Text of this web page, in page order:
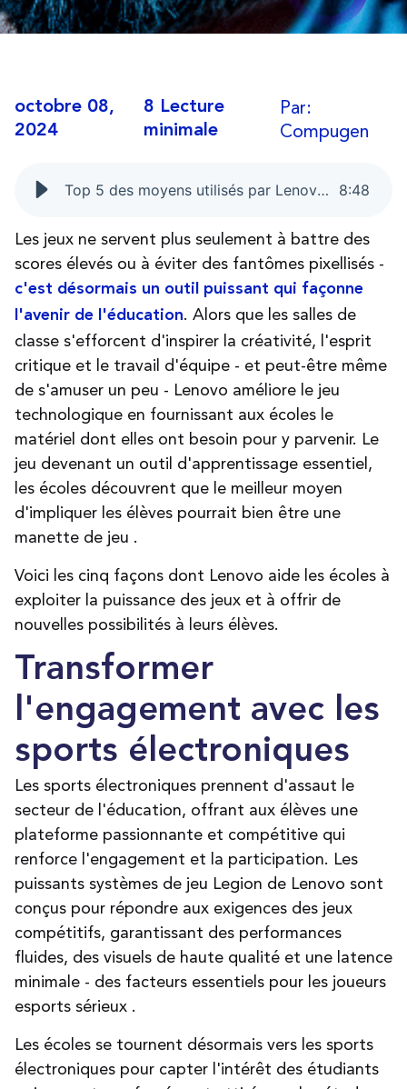
octobre 08,
2024
8 Lecture
minimale
Par:
Compugen
Top 5 des moyens utilisés par Lenovo pour assurer l'avenir de l'éducation par le biais des jeux 8:48
Les jeux ne servent plus seulement à battre des
scores élevés ou à éviter des fantômes pixellisés -
c'est désormais un outil puissant qui façonne
l'avenir de l'éducation. Alors que les salles de
classe s'efforcent d'inspirer la créativité, l'esprit
critique et le travail d'équipe - et peut-être même
de s'amuser un peu - Lenovo améliore le jeu
technologique en fournissant aux écoles le
matériel dont elles ont besoin pour y parvenir. Le
jeu devenant un outil d'apprentissage essentiel,
les écoles découvrent que le meilleur moyen
d'impliquer les élèves pourrait bien être une
manette de jeu .
Voici les cinq façons dont Lenovo aide les écoles à
exploiter la puissance des jeux et à offrir de
nouvelles possibilités à leurs élèves.
Transformer
l'engagement avec les
sports électroniques
Les sports électroniques prennent d'assaut le
secteur de l'éducation, offrant aux élèves une
plateforme passionnante et compétitive qui
renforce l'engagement et la participation. Les
puissants systèmes de jeu Legion de Lenovo sont
conçus pour répondre aux exigences des jeux
compétitifs, garantissant des performances
fluides, des visuels de haute qualité et une latence
minimale - des facteurs essentiels pour les joueurs
esports sérieux .
Les écoles se tournent désormais vers les sports
électroniques pour capter l'intérêt des étudiants